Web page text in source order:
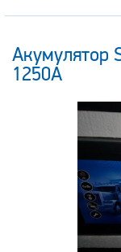
Акумулятор
1250A